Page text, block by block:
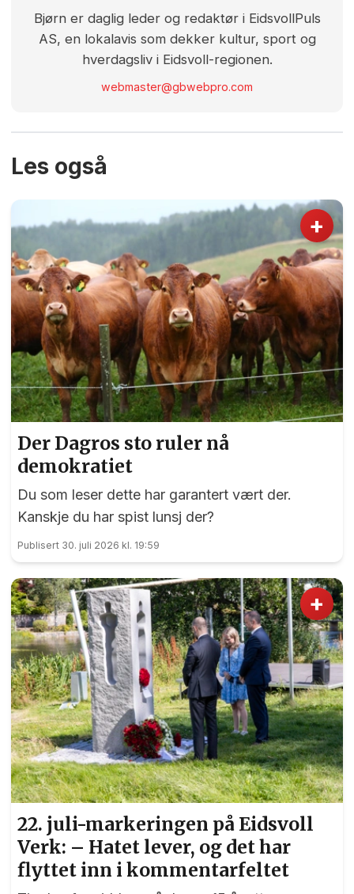
Bjørn er daglig leder og redaktør i EidsvollPuls
AS, en lokalavis som dekker kultur, sport og
hverdagsliv i Eidsvoll-regionen.
webmaster@gbwebpro.com
Les også
+
Der Dagros sto ruler nå
demokratiet
Du som leser dette har garantert vært der.
Kanskje du har spist lunsj der?
Publisert 30. juli 2026 kl. 19:59
+
22. juli-markeringen på Eidsvoll
Verk: – Hatet lever, og det har
flyttet inn i kommentarfeltet